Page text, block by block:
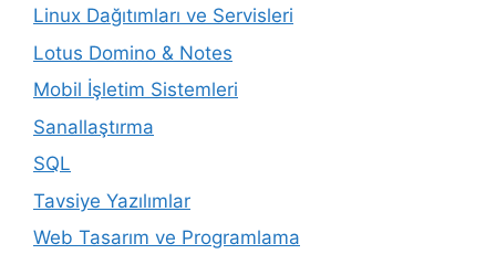
Linux Dağıtımları ve Servisleri
Lotus Domino & Notes
Mobil İşletim Sistemleri
Sanallaştırma
SQL
Tavsiye Yazılımlar
Web Tasarım ve Programlama